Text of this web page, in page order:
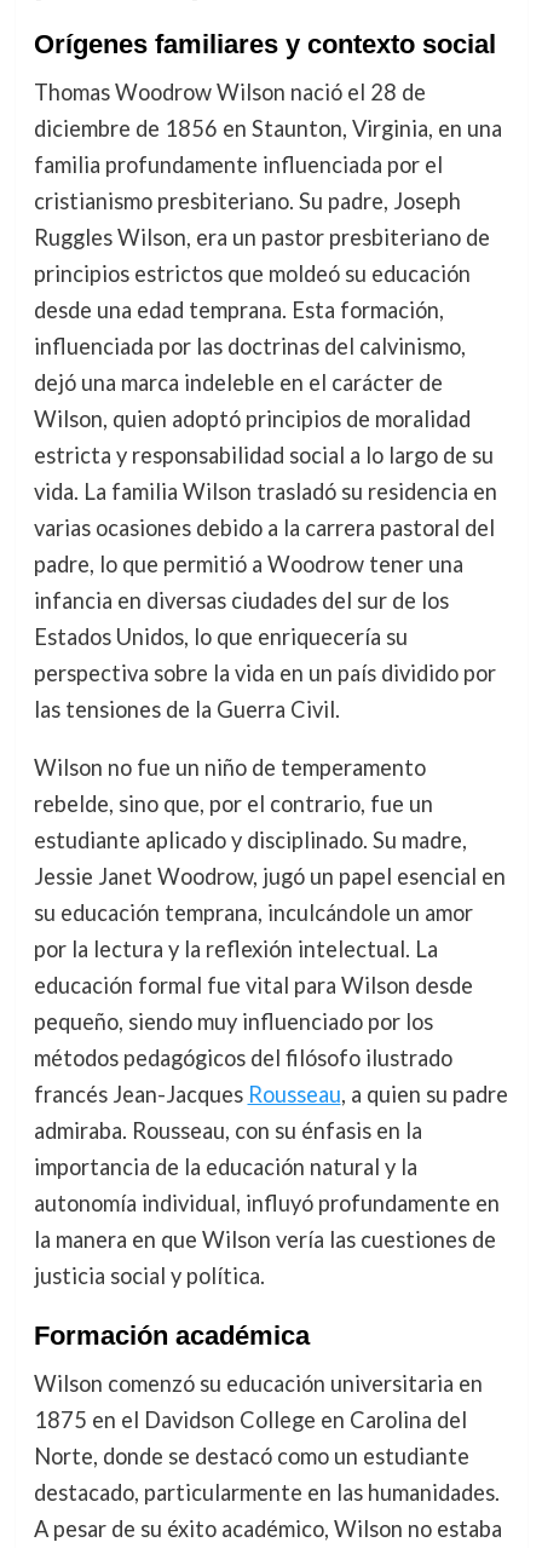
Orígenes familiares y contexto social
Thomas Woodrow Wilson nació el 28 de
diciembre de 1856 en Staunton, Virginia, en una
familia profundamente influenciada por el
cristianismo presbiteriano. Su padre, Joseph
Ruggles Wilson, era un pastor presbiteriano de
principios estrictos que moldeó su educación
desde una edad temprana. Esta formación,
influenciada por las doctrinas del calvinismo,
dejó una marca indeleble en el carácter de
Wilson, quien adoptó principios de moralidad
estricta y responsabilidad social a lo largo de su
vida. La familia Wilson trasladó su residencia en
varias ocasiones debido a la carrera pastoral del
padre, lo que permitió a Woodrow tener una
infancia en diversas ciudades del sur de los
Estados Unidos, lo que enriquecería su
perspectiva sobre la vida en un país dividido por
las tensiones de la Guerra Civil.
Wilson no fue un niño de temperamento
rebelde, sino que, por el contrario, fue un
estudiante aplicado y disciplinado. Su madre,
Jessie Janet Woodrow, jugó un papel esencial en
su educación temprana, inculcándole un amor
por la lectura y la reflexión intelectual. La
educación formal fue vital para Wilson desde
pequeño, siendo muy influenciado por los
métodos pedagógicos del filósofo ilustrado
francés Jean-Jacques Rousseau, a quien su padre
admiraba. Rousseau, con su énfasis en la
importancia de la educación natural y la
autonomía individual, influyó profundamente en
la manera en que Wilson vería las cuestiones de
justicia social y política.
Formación académica
Wilson comenzó su educación universitaria en
1875 en el Davidson College en Carolina del
Norte, donde se destacó como un estudiante
destacado, particularmente en las humanidades.
A pesar de su éxito académico, Wilson no estaba